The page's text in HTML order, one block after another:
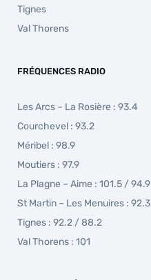
Tignes
Val Thorens
FRÉQUENCES RADIO
Les Arcs – La Rosière : 93.4
Courchevel : 93.2
Méribel : 98.9
Moutiers : 97.9
La Plagne – Aime : 101.5 / 94.9
St Martin – Les Menuires : 92.3
Tignes : 92.2 / 88.2
Val Thorens : 101